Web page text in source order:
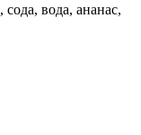
вода, ананас,